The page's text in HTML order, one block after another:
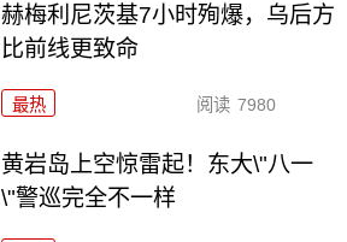
赫梅利尼茨基7小时殉爆，乌后方
比前线更致命
最热 阅读 7980
黄岩岛上空惊雷起！东大\"八一
\"警巡完全不一样